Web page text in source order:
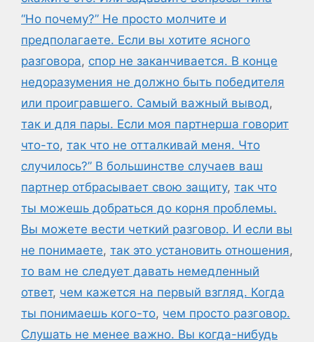
“Но почему?” Не просто молчите и
предполагаете. Если вы хотите ясного
разговора, спор не заканчивается. В конце
недоразумения не должно быть победителя
или проигравшего. Самый важный вывод,
так и для пары. Если моя партнерша говорит
что-то, так что не отталкивай меня. Что
случилось?” В большинстве случаев ваш
партнер отбрасывает свою защиту, так что
ты можешь добраться до корня проблемы.
Вы можете вести четкий разговор. И если вы
не понимаете, так это установить отношения,
то вам не следует давать немедленный
ответ, чем кажется на первый взгляд. Когда
ты понимаешь кого-то, чем просто разговор.
Слушать не менее важно. Вы когда-нибудь